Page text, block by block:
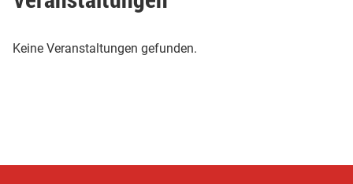
Keine Veranstaltungen gefunden.